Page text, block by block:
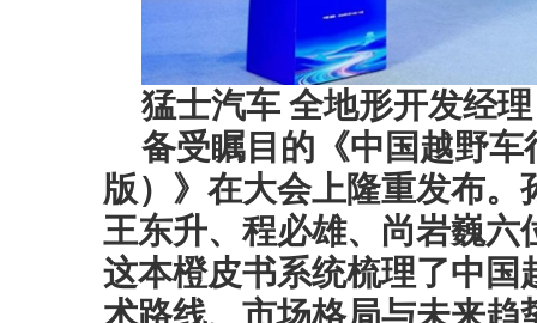
猛士汽车 全地形开发经
备受瞩目的《中国越野
版）》在大会上隆重发布
王东升、程必雄、尚岩巍
这本橙皮书系统梳理了中
术路线、市场格局与未来趋